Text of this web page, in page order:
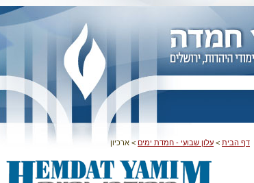
דף הבית > עלון שבועי - חמדת ימים > ארכיון